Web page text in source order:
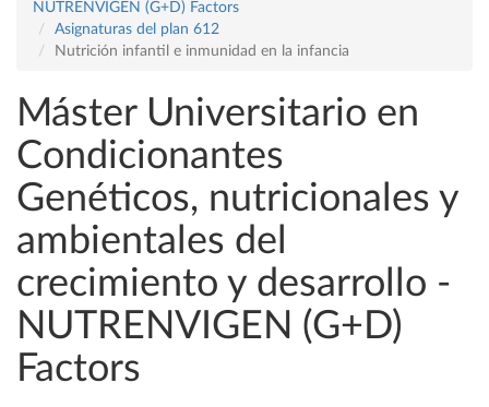
NUTRENVIGEN (G+D) Factors
Asignaturas del plan 612
Nutrición infantil e inmunidad en la infancia
Máster Universitario en
Condicionantes
Genéticos, nutricionales y
ambientales del
crecimiento y desarrollo -
NUTRENVIGEN (G+D)
Factors